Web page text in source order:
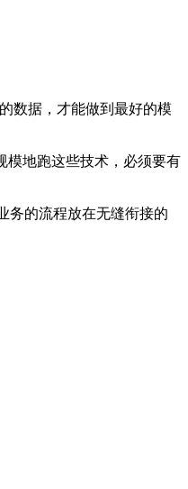
数据，才能做到最好的模
地跑这些技术，必须要有
务的流程放在无缝衔接的